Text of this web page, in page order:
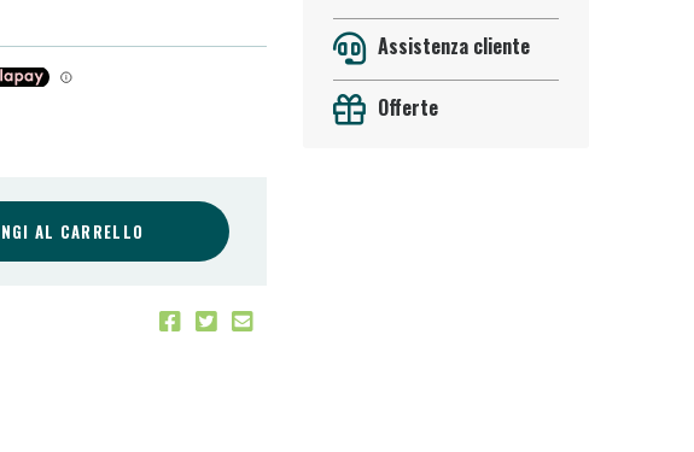
AL CARRELLO
Assistenza cliente
Offerte
valido oggi!